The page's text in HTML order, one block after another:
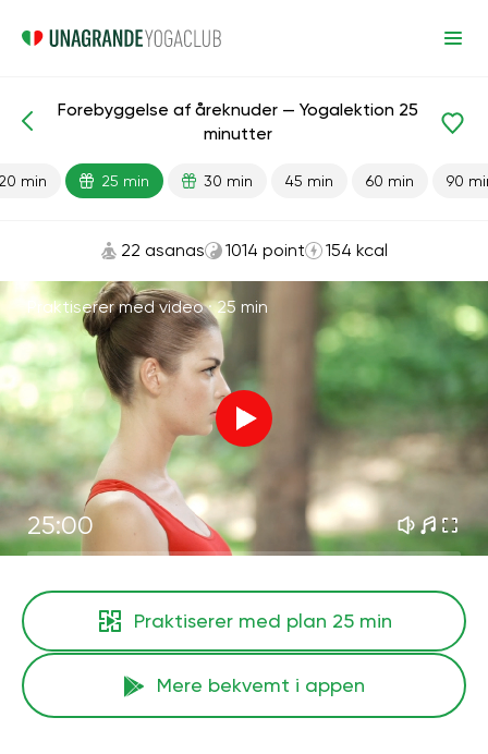
Færdiglavede lektioner Åreknuder
Forebyggelse af åreknuder — Yogalektion 25
minutter
min 25 min 30 min 45 min 60 min 90
22 asanas 1014 point 154 kcal
Praktiserer med video ·25 min
25:00
Praktiserer med plan 25 min
Mere bekvemt i appen